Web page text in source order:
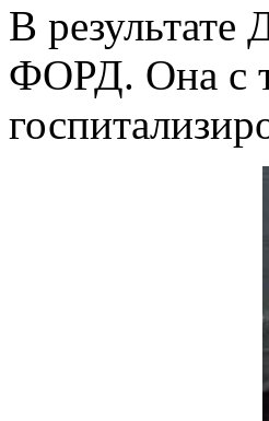
В результате
ФОРД. Она с